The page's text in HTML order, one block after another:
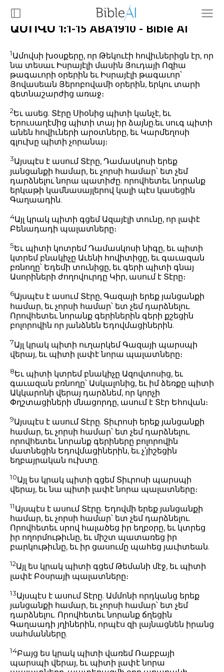
ԱՄՈՎՍ 1:1-15 ABA1910 - Bible AI
1Ամովսի խօսքերը, որ Թեկուէի հովիւներիցն էր, որ
նա տեսաւ Իսրայէլի մասին Յուդայի Ոզիա
թագաւորի օրերին եւ Իսրայէլի թագաւոր՝
Յովասեան Յերոբովամի օրերին, երկու տարի
գետնաշարժից առաջ։
2Եւ ասեց. Տէրը Սիօնից պիտի կանչէ, եւ
Երուսաղէմից պիտի տայ իր ձայնը.եւ սուգ պիտի
անեն հովիւների արօտները, եւ Կարմեղոսի
գլուխը պիտի չորանայ։
3Այսպէս է ասում Տէրը, Դամասկոսի երեք
յանցանքի համար, եւ չորսի համար՝ ետ չեմ
դարձնելու նորա պատիժը. որովհետեւ նորանք
երկաթի կամնասայլերով կալի պէս կասեցին
Գաղաադին.
4Այլ կրակ պիտի գցեմ Ազայէլի տունը, որ լափէ
Բենադադի պալատները։
5Եւ պիտի կոտրեմ Դամասկոսի նիգը, եւ պիտի
կտրեմ բնակիչը Աւենի հովիտիցը, եւ գաւազան
բռնողը՝ Եդեմի տունիցը, եւ գերի պիտի գնայ
Ասորիների ժողովուրդը Կիր, ասում է Տէրը։
6Այսպէս է ասում Տէրը, Գազայի երեք յանցանքի
համար, եւ չորսի համար՝ ետ չեմ դարձնելու.
Որովհետեւ նորանք գերիներին գերի քշեցին
բոլորովին որ յանձնեն Եդովմացիներին.
7Այլ կրակ պիտի ուղարկեմ Գազայի պարսպի
վերայ, եւ պիտի լափէ նորա պալատները։
8Եւ պիտի կտրեմ բնակիչը Ազովտոսից, եւ
գաւազան բռնողը՝ Ասկալոնից, եւ իմ ձեռքը պիտի
Ակկարոնի վերայ դարձնեմ, որ կորչի
Փղշտացիների մնացորդը, ասում է Տէր Եհովան։
9Այսպէս է ասում Տէրը. Տիւրոսի երեք յանցանքի
համար, եւ չորսի համար՝ ետ չեմ դարձնելու.
որովհետեւ նորանք գերիները բոլորովին
մատնեցին Եդովմացիներին, եւ չ’յիշեցին
եղբայրական ուխտը.
10Այլ ես կրակ պիտի գցեմ Տիւրոսի պարսպի
վերայ, եւ նա պիտի լափէ նորա պալատները։
11Այսպէս է ասում Տէրը. Եդովմի երեք յանցանքի
համար, եւ չորսի համար՝ ետ չեմ դարձնելու.
Որովհետեւ սրով հալածեց իր եղբօրը, եւ կտրեց
իր ողորմութիւնը, եւ միշտ պատառեց իր
բարկութիւնը, եւ իր ցասումը պահեց յաւիտեան.
12Այլ ես կրակ պիտի գցեմ Թեմանի մէջ, եւ պիտի
լափէ Բօսրայի պալատները։
13Այսպէս է ասում Տէրը. Ամմոնի որդկանց երեք
յանցանքի համար, եւ չորսի համար՝ ետ չեմ
դարձնելու. Որովհետեւ նորանք ճղեցին
Գաղաադի յղիներին, որպէս զի լայնացնեն իրանց
սահմանները.
14Բայց ես կրակ պիտի վառեմ Ռաբբայի
պարսպի վերայ, եւ պիտի լափէ նորա